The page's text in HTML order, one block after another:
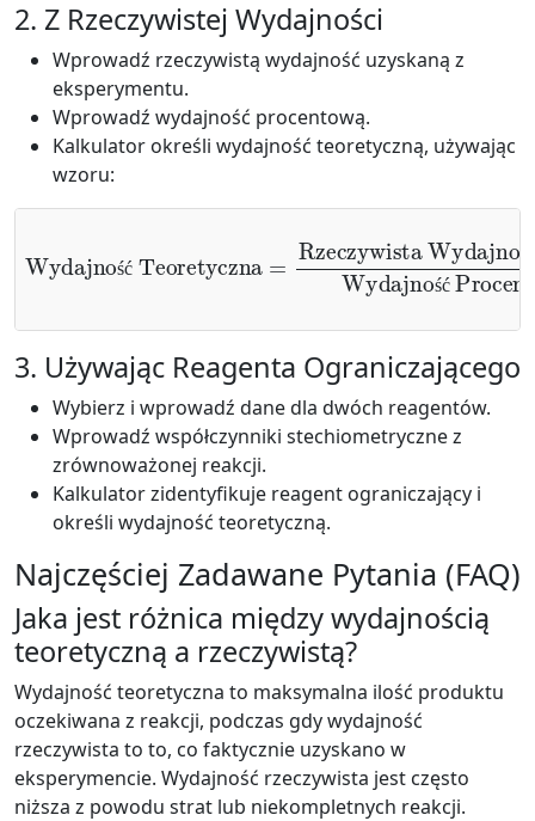
2. Z Rzeczywistej Wydajności
Wprowadź rzeczywistą wydajność uzyskaną z
eksperymentu.
Wprowadź wydajność procentową.
Kalkulator określi wydajność teoretyczną, używając
wzoru:
ś ć
ść
Wydajność Teoretyczna=
Wydajność Procentowa
3. Używając Reagenta Ograniczającego
Wybierz i wprowadź dane dla dwóch reagentów.
Wprowadź współczynniki stechiometryczne z
zrównoważonej reakcji.
Kalkulator zidentyfikuje reagent ograniczający i
określi wydajność teoretyczną.
Najczęściej Zadawane Pytania (FAQ)
Jaka jest różnica między wydajnością
teoretyczną a rzeczywistą?
Wydajność teoretyczna to maksymalna ilość produktu
oczekiwana z reakcji, podczas gdy wydajność
rzeczywista to to, co faktycznie uzyskano w
eksperymencie. Wydajność rzeczywista jest często
niższa z powodu strat lub niekompletnych reakcji.